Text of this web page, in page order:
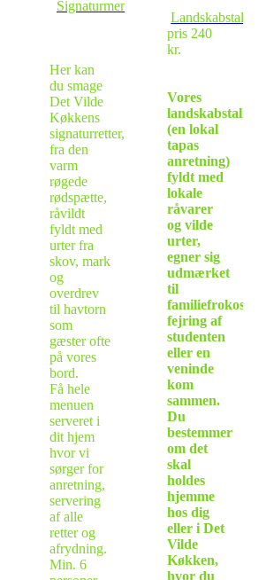
Signaturmenu
Her kan
du smage
Det Vilde
Køkkens
signaturretter,
fra den
varm
røgede
rødspætte,
råvildt
fyldt med
urter fra
skov, mark
og
overdrev
til havtorn
som
gæster ofte
på vores
bord.
Få hele
menuen
serveret i
dit hjem
hvor vi
sørger for
anretning,
servering
af alle
retter og
afrydning.
Min. 6
Landskabstallerken
pris 240
kr.
Vores
landskabstallerken
(en lokal
tapas
anretning)
fyldt med
lokale
råvarer
og vilde
urter,
egner sig
udmærket
til
familiefrokost,
fejring af
studenten
eller en
veninde
kom
sammen.
Du
bestemmer
om det
skal
holdes
hjemme
hos dig
eller i Det
Vilde
Køkken,
hvor du